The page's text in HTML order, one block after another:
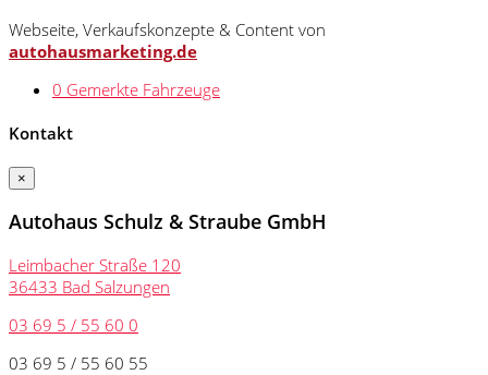
Webseite, Verkaufskonzepte & Content von
autohausmarketing.de
0 Gemerkte Fahrzeuge
Kontakt
×
Autohaus Schulz & Straube GmbH
Leimbacher Straße 120
36433 Bad Salzungen
03 69 5 / 55 60 0
03 69 5 / 55 60 55